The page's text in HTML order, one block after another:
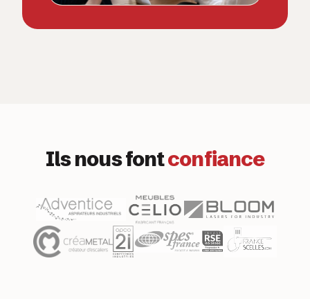
Ils nous fontconfiance